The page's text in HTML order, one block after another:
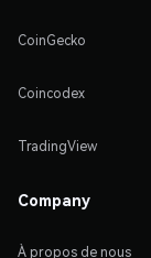
CoinGecko
Coincodex
TradingView
Company
À propos de nous